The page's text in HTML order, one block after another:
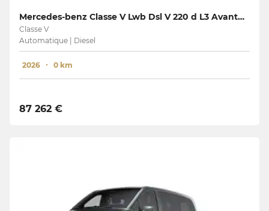
Mercedes-benz Classe V Lwb Dsl V 220 d L3 Avantgarde
Classe V
Automatique | Diesel
2026 0 km
87 262 €